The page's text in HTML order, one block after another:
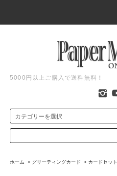
5000円以上ご購入で送料無料！
ホーム > グリーティングカード > カードセット